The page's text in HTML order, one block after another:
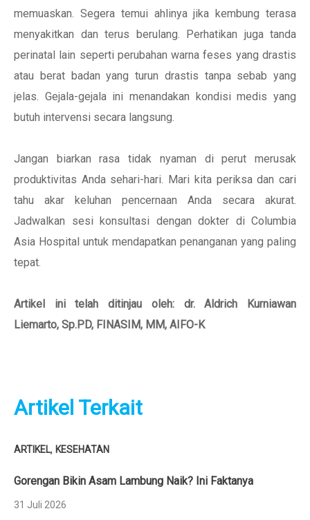
memuaskan. Segera temui ahlinya jika kembung terasa
menyakitkan dan terus berulang. Perhatikan juga tanda
perinatal lain seperti perubahan warna feses yang drastis
atau berat badan yang turun drastis tanpa sebab yang
jelas. Gejala-gejala ini menandakan kondisi medis yang
butuh intervensi secara langsung.
Jangan biarkan rasa tidak nyaman di perut merusak
produktivitas Anda sehari-hari. Mari kita periksa dan cari
tahu akar keluhan pencernaan Anda secara akurat.
Jadwalkan sesi konsultasi dengan dokter di Columbia
Asia Hospital untuk mendapatkan penanganan yang paling
tepat.
Artikel ini telah ditinjau oleh: dr. Aldrich Kurniawan
Liemarto, Sp.PD, FINASIM, MM, AIFO-K
Artikel Terkait
ARTIKEL, KESEHATAN
Gorengan Bikin Asam Lambung Naik? Ini Faktanya
31 Juli 2026